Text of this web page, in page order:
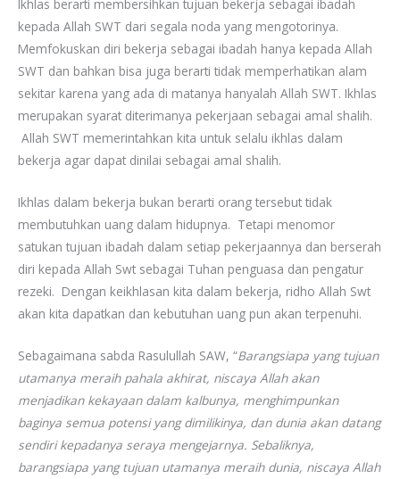
Ikhlas berarti membersihkan tujuan bekerja sebagai ibadah
kepada Allah SWT dari segala noda yang mengotorinya.
Memfokuskan diri bekerja sebagai ibadah hanya kepada Allah
SWT dan bahkan bisa juga berarti tidak memperhatikan alam
sekitar karena yang ada di matanya hanyalah Allah SWT. Ikhlas
merupakan syarat diterimanya pekerjaan sebagai amal shalih.
Allah SWT memerintahkan kita untuk selalu ikhlas dalam
bekerja agar dapat dinilai sebagai amal shalih.
Ikhlas dalam bekerja bukan berarti orang tersebut tidak
membutuhkan uang dalam hidupnya. Tetapi menomor
satukan tujuan ibadah dalam setiap pekerjaannya dan berserah
diri kepada Allah Swt sebagai Tuhan penguasa dan pengatur
rezeki. Dengan keikhlasan kita dalam bekerja, ridho Allah Swt
akan kita dapatkan dan kebutuhan uang pun akan terpenuhi.
Sebagaimana sabda Rasulullah SAW, “Barangsiapa yang tujuan
utamanya meraih pahala akhirat, niscaya Allah akan
menjadikan kekayaan dalam kalbunya, menghimpunkan
baginya semua potensi yang dimilikinya, dan dunia akan datang
sendiri kepadanya seraya mengejarnya. Sebaliknya,
barangsiapa yang tujuan utamanya meraih dunia, niscaya Allah